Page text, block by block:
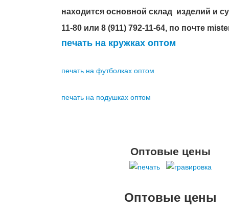
находится основной склад изделий и
11-80 или 8 (911) 792-11-64, по почте
печать на кружках оптом
печать на футболках оптом
печать на подушках оптом
Оптовые цены
Оптовые цены